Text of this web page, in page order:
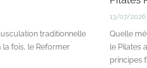
traditionnelle
fois, le Reformer
13/07/2026
Quelle
le Pilates
principes